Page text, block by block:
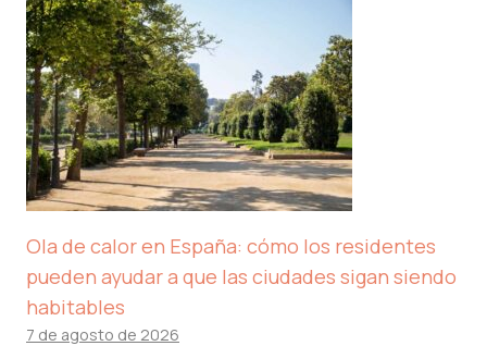
Ola de calor en España: cómo los residentes
pueden ayudar a que las ciudades sigan siendo
habitables
7 de agosto de 2026